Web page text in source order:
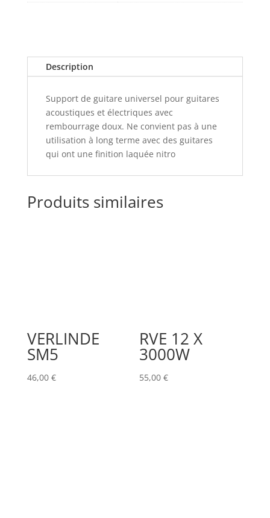
Description
Support de guitare universel pour guitares
acoustiques et électriques avec
rembourrage doux. Ne convient pas à une
utilisation à long terme avec des guitares
qui ont une finition laquée nitro
Produits similaires
VERLINDE
SM5
46,00 €
RVE 12 X
3000W
55,00€